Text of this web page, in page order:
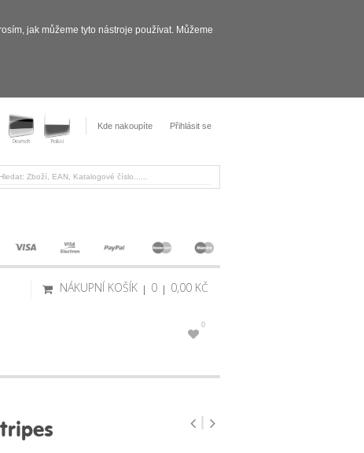
jak můžeme tyto nástroje používat. Můžeme
Kde nakoupíte Přihlásit se
NÁKUPNÍ KOŠÍK 0 0,00 KČ
0